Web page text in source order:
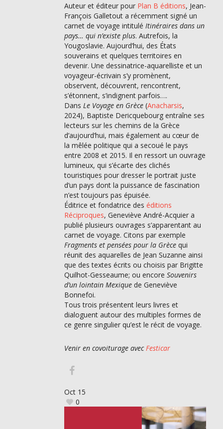
Auteur et éditeur pour Plan B éditions, Jean-
François Galletout a récemment signé un
carnet de voyage intitulé Itinéraires dans un
pays… qui n’existe plus. Autrefois, la
Yougoslavie. Aujourd’hui, des États
souverains et quelques territoires en
devenir. Une dessinatrice-aquarelliste et un
voyageur-écrivain s’y promènent,
observent, découvrent, rencontrent,
s’étonnent, s’indignent parfois….
Dans Le Voyage en Grèce(Anacharsis,
2024), Baptiste Dericquebourg entraîne ses
lecteurs sur les chemins de la Grèce
d’aujourd’hui, mais également au cœur de
la mêlée politique qui a secoué le pays
entre 2008 et 2015. Il en ressort un ouvrage
lumineux, qui s’écarte des clichés
touristiques pour dresser le portrait juste
d’un pays dont la puissance de fascination
n’est toujours pas épuisée.
Éditrice et fondatrice des éditions
Réciproques, Geneviève André-Acquier a
publié plusieurs ouvrages s’apparentant au
carnet de voyage. Citons par exemple
Fragments et pensées pour la Grècequi
réunit des aquarelles de Jean Suzanne ainsi
que des textes écrits ou choisis par Brigitte
Quilhot-Gesseaume; ou encore Souvenirs
d’un lointain Mexiquede Geneviève
Bonnefoi.
Tous trois présentent leurs livres et
dialoguent autour des multiples formes de
ce genre singulier qu’est le récit de voyage.
Venir en covoiturage avecFesticar
Oct 15
0